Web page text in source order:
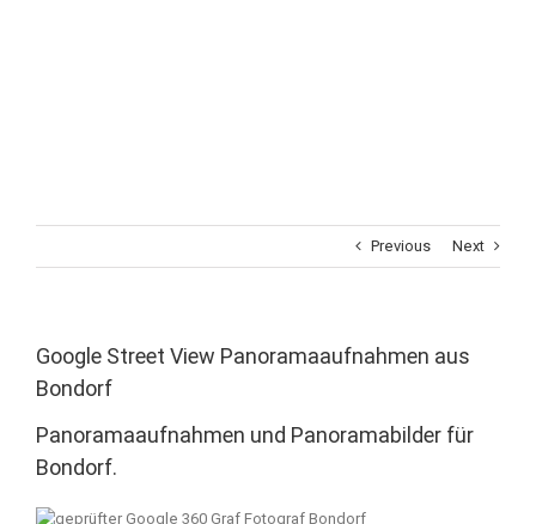
Previous Next
Google Street View Panoramaaufnahmen aus
Bondorf
Panoramaaufnahmen und Panoramabilder für
Bondorf.